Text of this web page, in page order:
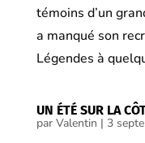
témoins d’un
a manqué son
Légendes à
UN ÉTÉ SUR LA
par Valentin | 3